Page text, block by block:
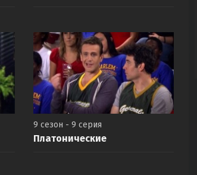
9 сезон - 9 серия
Платонические